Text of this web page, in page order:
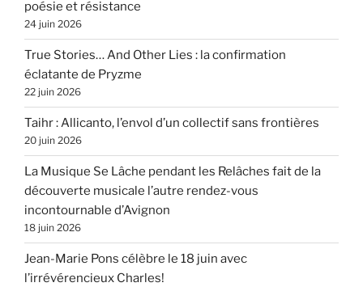
poésie et résistance
24 juin 2026
True Stories… And Other Lies : la confirmation
éclatante de Pryzme
22 juin 2026
Taihr : Allicanto, l’envol d’un collectif sans frontières
20 juin 2026
La Musique Se Lâche pendant les Relâches fait de la
découverte musicale l’autre rendez-vous
incontournable d’Avignon
18 juin 2026
Jean-Marie Pons célèbre le 18 juin avec
l’irrévérencieux Charles!